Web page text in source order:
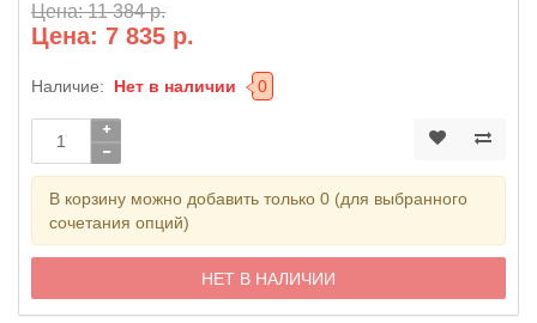
Цена: 11 384 р.
Цена: 7 835 р.
Наличие: Нет в наличии 0
В корзину можно добавить только 0 (для выбранного
сочетания опций)
НЕТ В НАЛИЧИИ